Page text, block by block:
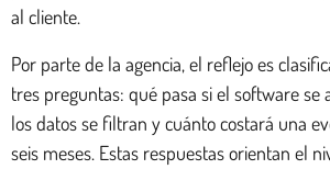
al cliente.
Por parte de la agencia, el reflejo es
tres preguntas: qué pasa si el software se
los datos se filtran y cuánto costará una
seis meses. Estas respuestas orientan el